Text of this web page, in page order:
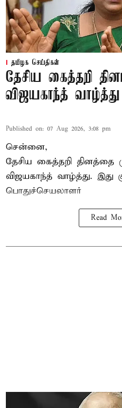
தமிழக செய்திகள்
தேசிய கைத்தறி
விஜயகாந்த் வாழ்த்து
Published on: 07 Aug 2026, 3:08 pm
சென்னை,
தேசிய கைத்தறி தினத்தை
விஜயகாந்த் வாழ்த்து. இது
பொதுச்செயலாளர்
Read